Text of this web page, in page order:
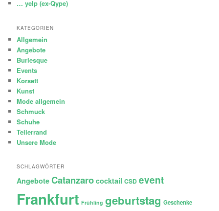
… yelp (ex-Qype)
KATEGORIEN
Allgemein
Angebote
Burlesque
Events
Korsett
Kunst
Mode allgemein
Schmuck
Schuhe
Tellerrand
Unsere Mode
SCHLAGWÖRTER
Angebote Catanzaro cocktail CSD event
Frankfurt Frühling geburtstag Geschenke